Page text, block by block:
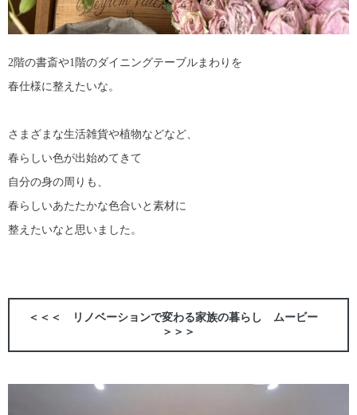
2階の書斎や1階のダイニングテーブルまわりを
春仕様に整えたいな。
さまざまな生活雑貨や植物などなど、
春らしい色が出始めてきて
自分の身の周りも、
春らしいあたたかな色合いと素材に
整えたいなと思いました。
＜＜＜ リノベーションで変わる家族の暮らし ムービー
＞＞＞